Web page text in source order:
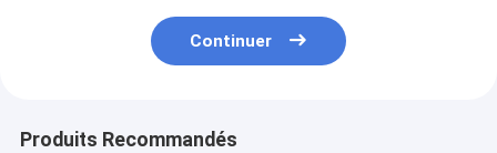
Continuer
Produits Recommandés